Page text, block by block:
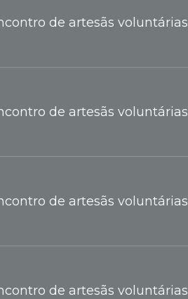
de artesãs voluntárias
de artesãs voluntárias
de artesãs voluntárias
de artesãs voluntárias